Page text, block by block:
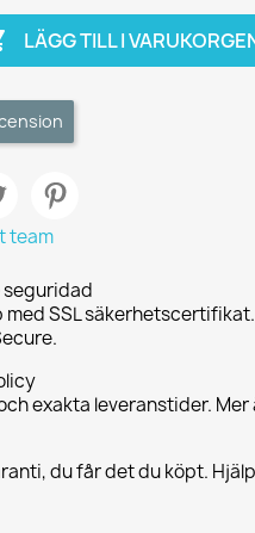
LÄGG TILL I
team
seguridad
med SSL
exakta leveranstider. Mer
du får det du köpt.